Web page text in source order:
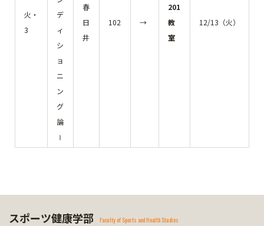
火・
3
デ
ィ
シ
ョ
ニ
ン
グ
論
Ⅰ
春
日
井
102 →
201
教
室
12/13（火）
スポーツ健康学部 Faculty of Sports and Health Studies